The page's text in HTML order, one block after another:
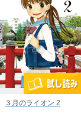
３月のライオン 2